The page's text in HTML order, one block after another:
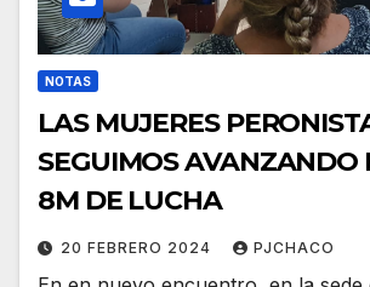
NOTAS
LAS MUJERES
SEGUIMOS AVANZANDO
8M DE LUCHA
20 FEBRERO 2024 PJCHACO